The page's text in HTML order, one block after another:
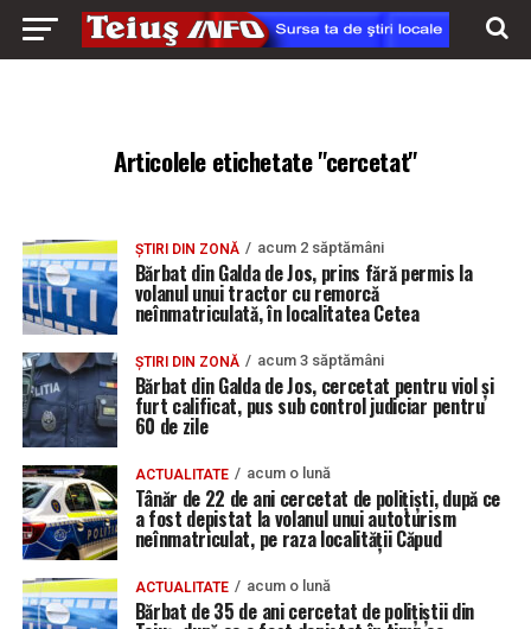
Articolele etichetate "cercetat"
ȘTIRI DIN ZONĂ acum 2 săptămâni
Bărbat din Galda de Jos, prins fără permis la
volanul unui tractor cu remorcă
neînmatriculată, în localitatea Cetea
ȘTIRI DIN ZONĂ acum 3 săptămâni
Bărbat din Galda de Jos, cercetat pentru viol și
furt calificat, pus sub control judiciar pentru
60 de zile
ACTUALITATE acum o lună
Tânăr de 22 de ani cercetat de polițiști, după ce
a fost depistat la volanul unui autoturism
neînmatriculat, pe raza localității Căpud
ACTUALITATE acum o lună
Bărbat de 35 de ani cercetat de polițiștii din